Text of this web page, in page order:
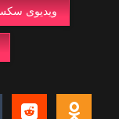
ویدیوی